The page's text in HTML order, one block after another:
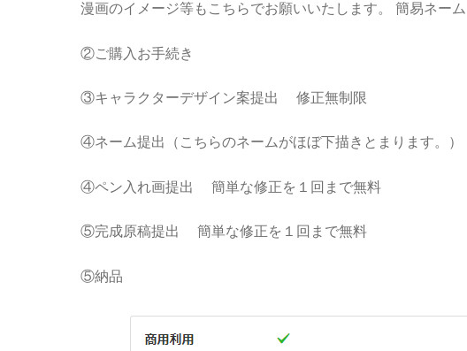
漫画のイメージ等もこちらでお願いいたします。 簡易ネー
②ご購入お手続き
③キャラクターデザイン案提出 修正無制限
④ネーム提出（こちらのネームがほぼ下描きとまります。
④ペン入れ画提出 簡単な修正を１回まで無料
⑤完成原稿提出 簡単な修正を１回まで無料
⑤納品